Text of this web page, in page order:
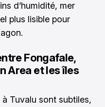
d’humidité, mer
plus lisible pour
Fongafale,
Area et les îles
Tuvalu sont subtiles,